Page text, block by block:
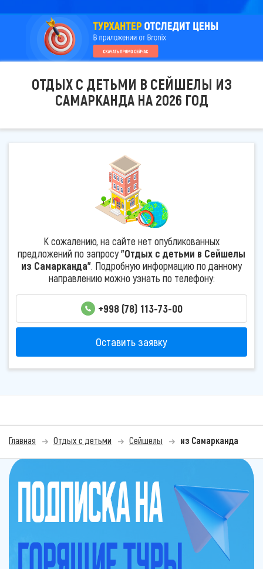
ОТДЫХ С ДЕТЬМИ В СЕЙШЕЛЫ ИЗ
САМАРКАНДА НА 2026 ГОД
К сожалению, на сайте нет опубликованных
предложений по запросу"Отдых с детьми в Сейшелы
из Самарканда". Подробную информацию по данному
направлению можно узнать по телефону:
+998 (78) 113-73-00
Оставить заявку
Главная Отдых с детьми Сейшелы из Самарканда